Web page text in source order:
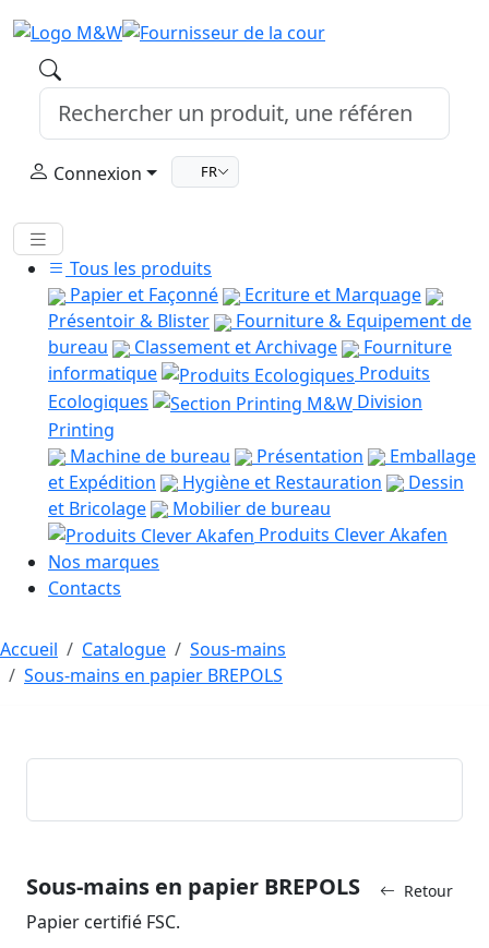
Connexion FR
Tous les produits
Papier et Façonné
Ecriture et Marquage
Présentoir & Blister
Fourniture & Equipement de
bureau
Classement et Archivage
Fourniture
informatique
Produits
Ecologiques
Division
Printing
Machine de bureau
Présentation
Emballage
et Expédition
Hygiène et Restauration
Dessin
et Bricolage
Mobilier de bureau
Produits Clever Akafen
Nos marques
Contacts
Accueil Catalogue
Sous-mains
Sous-mains en papier BREPOLS
Retour
Sous-mains en papier BREPOLS
Papier certifié FSC.